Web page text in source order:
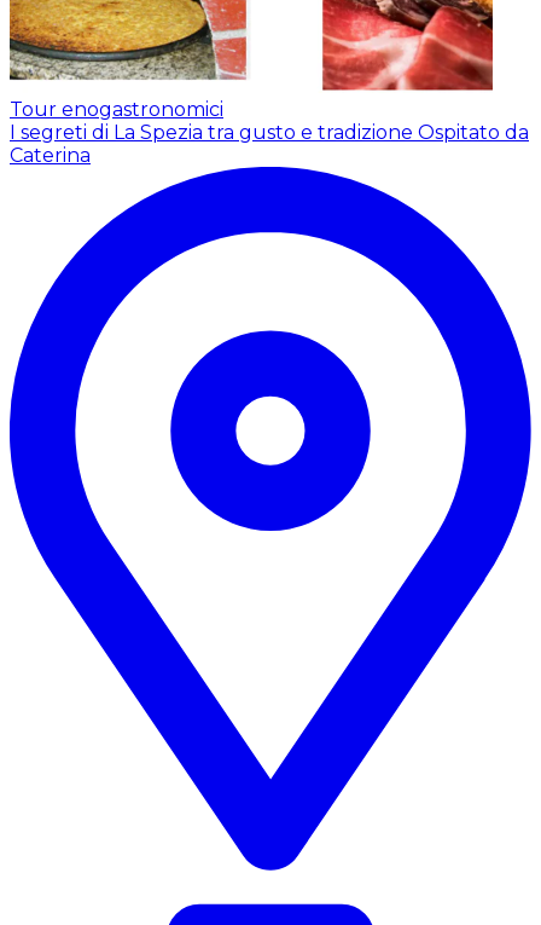
Tour enogastronomici
I segreti di La Spezia tra gusto e tradizione Ospitato da
Caterina